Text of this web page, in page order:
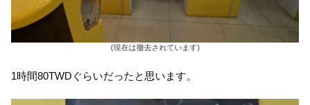
(現在は撤去されています)
1時間80TWDぐらいだったと思います。